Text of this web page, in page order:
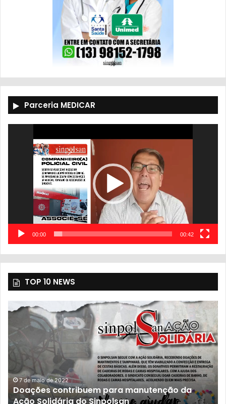
Parceria MEDICAR
00:00 00:42
TOP 10 NEWS
7 de maio de 2022
Doações contribuem para manutenção da
Ação Solidária do Sinpolsan